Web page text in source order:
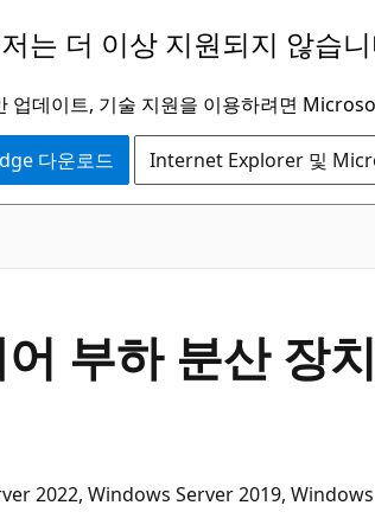
는 더 이상 지원되지 않습
업데이트, 기술 지원을 이용하려면
다운로드 Internet Explorer 및
부하 분산 장
2022, Windows Server 2019, Windows